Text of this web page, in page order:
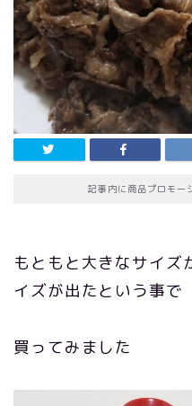
記事内に商品プロモー
もともと大きなサイズ
イズが出たという事で
買ってみました